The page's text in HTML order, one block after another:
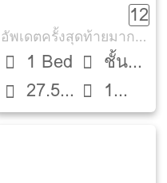
12
อัพเดตครั้งสุดท้ายมากกว่า 30 วัน
1 Bed
27.5
ตรม.
ชั้น
18 1
ห้องน้ำ